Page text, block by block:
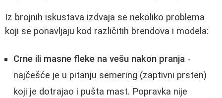
Iz brojnih iskustava izdvaja se nekoliko problema
koji se ponavljaju kod različitih brendova i modela:
Crne ili masne fleke na vešu nakon pranja -
najčešće je u pitanju semering (zaptivni prsten)
koji je dotrajao i pušta mast. Popravka nije